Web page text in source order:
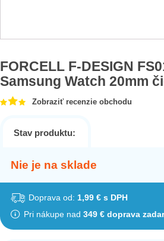
FORCELL F-DESIGN
Samsung Watch 20mm
Zobraziť recenzie obchodu
Stav produktu:
Nie je na sklade
Doprava od:1,99 € s DPH
Pri nákupe nad 349 € doprava